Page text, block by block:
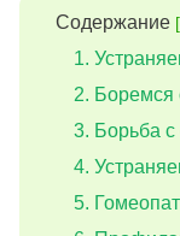
Содержание
Боремся
Борьба